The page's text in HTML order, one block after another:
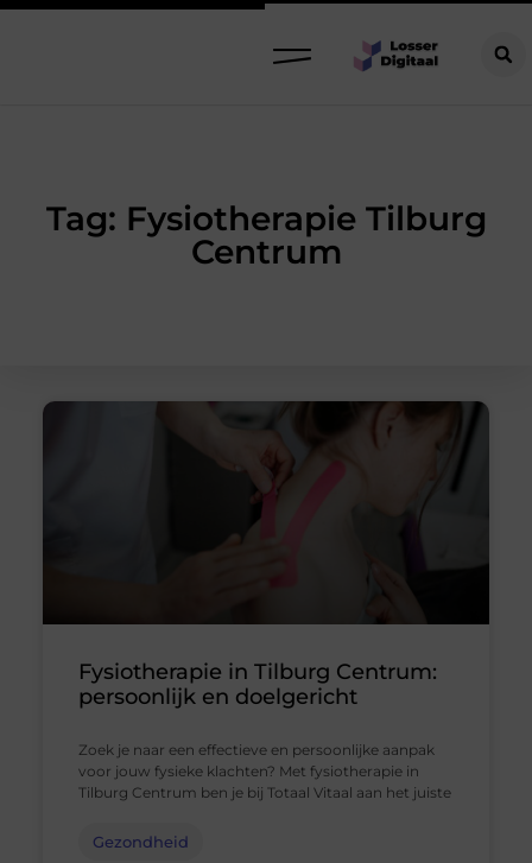
Tag: Fysiotherapie Tilburg
Centrum
Fysiotherapie in Tilburg Centrum:
persoonlijk en doelgericht
Zoek je naar een effectieve en persoonlijke aanpak
voor jouw fysieke klachten? Met fysiotherapie in
Tilburg Centrum ben je bij Totaal Vitaal aan het juiste
Gezondheid